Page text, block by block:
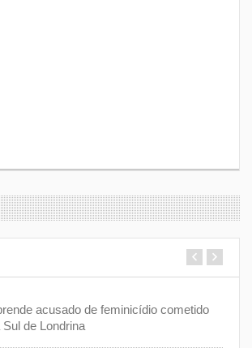
acusado de feminicídio cometido
Sul de Londrina